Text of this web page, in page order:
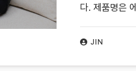
JIN
다. 제품명은